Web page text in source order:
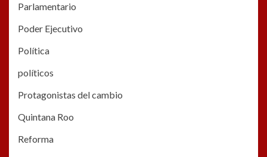
Parlamentario
Poder Ejecutivo
Política
políticos
Protagonistas del cambio
Quintana Roo
Reforma